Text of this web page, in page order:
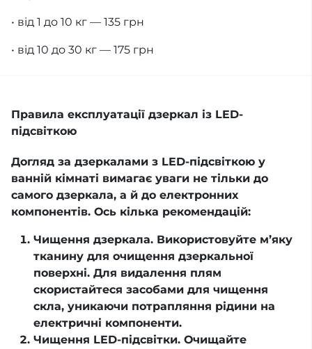
• від 1 до 10 кг — 135 грн
• від 10 до 30 кг — 175 грн
Правила експлуатації дзеркал із LED-
підсвіткою
Догляд за дзеркалами з LED-підсвіткою у
ванній кімнаті вимагає уваги не тільки до
самого дзеркала, а й до електронних
компонентів. Ось кілька рекомендацій:
Чищення дзеркала. Використовуйте м’яку
тканину для очищення дзеркальної
поверхні. Для видалення плям
скористайтеся засобами для чищення
скла, уникаючи потрапляння рідини на
електричні компоненти.
Чищення LED-підсвітки. Очищайте